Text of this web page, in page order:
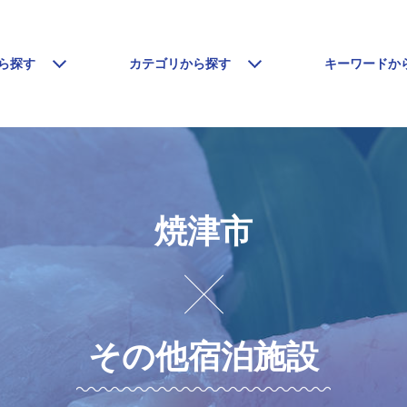
探す カテゴリから探す キーワードか
焼津市
その他宿泊施設